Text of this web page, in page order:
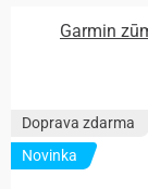
Garmin
Doprava zdarma
Novinka